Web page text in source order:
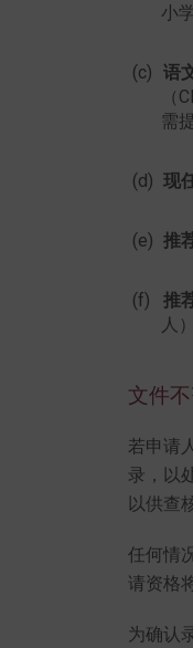
小
语
（
需
现
推
推
人
文件
若申请
录，以
以供查
任何情
请资格
为确认